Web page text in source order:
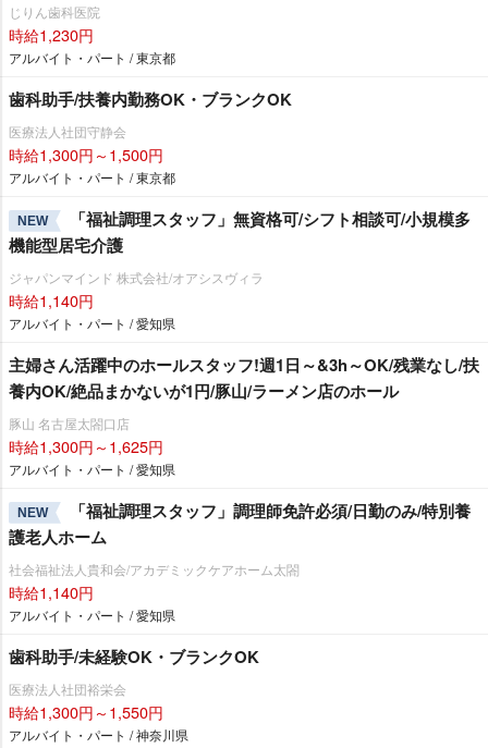
じりん歯科医院
時給1,230円
アルバイト・パート / 東京都
歯科助手/扶養内勤務OK・ブランクOK
医療法人社団守静会
時給1,300円～1,500円
アルバイト・パート / 東京都
NEW
「福祉調理スタッフ」無資格可/シフト相談可/小規模多
機能型居宅介護
ジャパンマインド 株式会社/オアシスヴィラ
時給1,140円
アルバイト・パート / 愛知県
主婦さん活躍中のホールスタッフ!週1日～&3h～OK/残業なし/扶
養内OK/絶品まかないが1円/豚山/ラーメン店のホール
豚山 名古屋太閤口店
時給1,300円～1,625円
アルバイト・パート / 愛知県
NEW
「福祉調理スタッフ」調理師免許必須/日勤のみ/特別養
護老人ホーム
社会福祉法人貴和会/アカデミックケアホーム太閤
時給1,140円
アルバイト・パート / 愛知県
歯科助手/未経験OK・ブランクOK
医療法人社団裕栄会
時給1,300円～1,550円
アルバイト・パート / 神奈川県